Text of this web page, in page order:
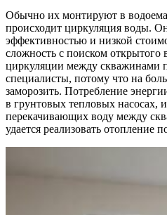
Обычно их монтируют в
происходит циркуляция воды.
эффективностью и низкой
сложность с поиском открытого
циркуляции между скважинами
специалисты, потому что на
заморозить. Потребление
в грунтовых тепловых насосах,
перекачивающих воду между
удается реализовать отопление